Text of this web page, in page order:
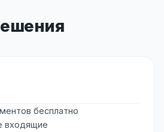
бесплатно
входящие